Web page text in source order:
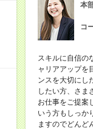
本
コ
スキルに自信の
ャリアアップを
ンスを大切にし
したい方、さま
お仕事をご提案
いう方もしっか
ますのでどんど